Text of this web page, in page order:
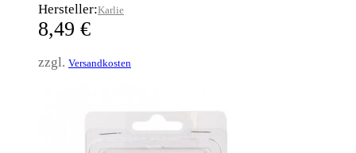
Hersteller:Karlie
8,49 €
zzgl. Versandkosten